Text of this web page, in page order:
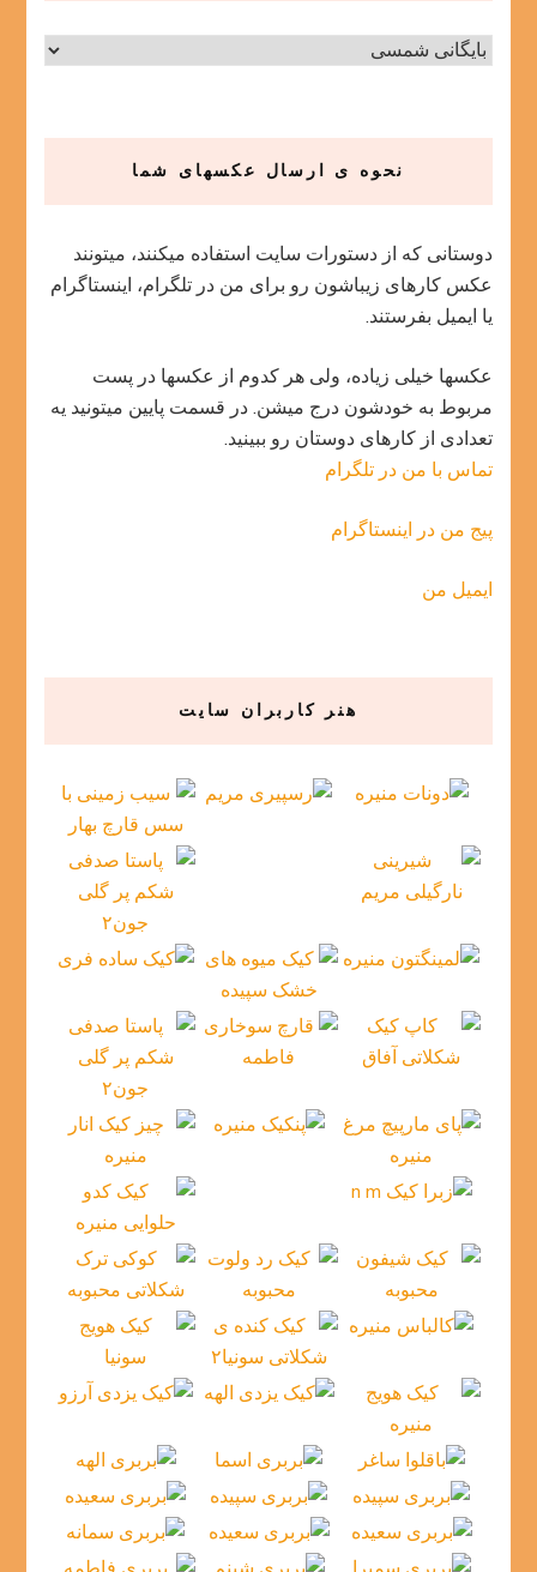
نحوه ی ارسال عکسهای شما
دوستانی که از دستورات سایت استفاده میکنند، میتونند
عکس کارهای زیباشون رو برای من در تلگرام، اینستاگرام
یا ایمیل بفرستند.
عکسها خیلی زیاده، ولی هر کدوم از عکسها در پست
مربوط به خودشون درج میشن. در قسمت پایین میتونید یه
تعدادی از کارهای دوستان رو ببینید.
تماس با من در تلگرام
پیج من در اینستاگرام
ایمیل من
هنر کاربران سایت